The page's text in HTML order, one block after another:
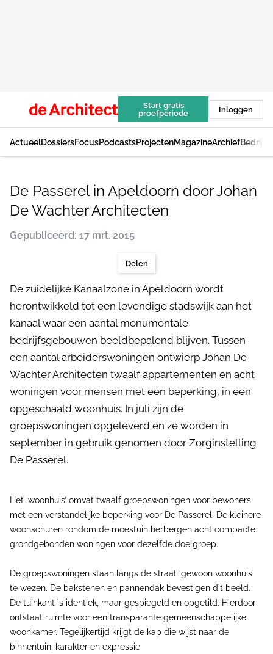
Start gratis
proefperiode
Inloggen
ActueelDossiersFocusPodcastsProjectenMagazineArchief
De Passerel in Apeldoorn door Johan
De Wachter Architecten
Gepubliceerd: 17 mrt. 2015
Delen
De zuidelijke Kanaalzone in Apeldoorn wordt
herontwikkeld tot een levendige stadswijk aan het
kanaal waar een aantal monumentale
bedrijfsgebouwen beeldbepalend blijven. Tussen
een aantal arbeiderswoningen ontwierp Johan De
Wachter Architecten twaalf appartementen en acht
woningen voor mensen met een beperking, in een
opgeschaald woonhuis. In juli zijn de
groepswoningen opgeleverd en ze worden in
september in gebruik genomen door Zorginstelling
De Passerel.
Het ‘woonhuis’ omvat twaalf groepswoningen voor bewoners
met een verstandelijke beperking voor De Passerel. De kleinere
woonschuren rondom de moestuin herbergen acht compacte
grondgebonden woningen voor dezelfde doelgroep.
De groepswoningen staan langs de straat ‘gewoon woonhuis'
te wezen. De bakstenen en pannendak bevestigen dit beeld.
De tuinkant is identiek, maar gespiegeld en opgetild. Hierdoor
ontstaat ruimte voor een transparante gemeenschappelijke
woonkamer. Tegelijkertijd krijgt de kap die wijst naar de
binnentuin, karakter en expressie.